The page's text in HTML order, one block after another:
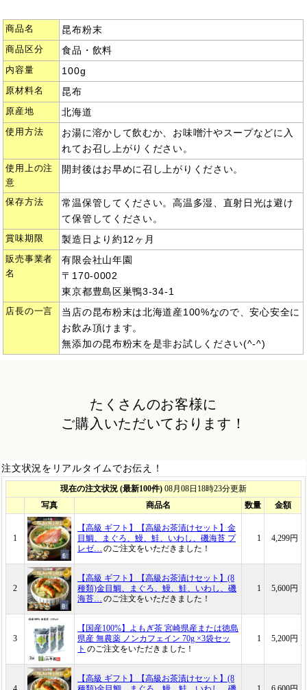
商品名 昆布粉末
商品区分 食品・飲料
内容量 100g
原材料名 昆布
原産地 北海道
使用方法
お湯に溶かして飲むか、お味噌汁やスープなどに入
れてお召し上がりください。
使用上の注
意
開封後はお早めに召し上がりください。
保存方法
常温保管してください。高温多湿、直射日光は避け
て保管してください。
賞味期限 製造日より約12ヶ月
販売事業者
名
有限会社山年園
〒170-0002
東京都豊島区巣鴨3-34-1
店長の一言
当店の昆布粉末は北海道産100%なので、安心安全に
お飲み頂けます。
無添加の昆布粉末を是非お試しください(^-^)
たくさんのお客様に
ご購入いただいております！
注文状況をリアルタイムでお伝え！